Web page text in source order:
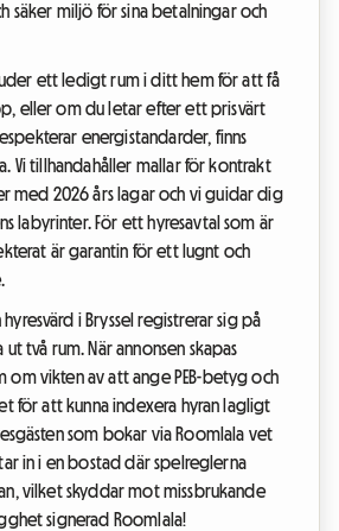
säker miljö för sina betalningar och
ett ledigt rum i ditt hem för att få
eller om du letar efter ett prisvärt
energistandarder, finns
Vi tillhandahåller mallar för kontrakt
med 2026 års lagar och vi guidar dig
labyrinter. För ett hyresavtal som är
är garantin för ett lugnt och
hyresvärd i Bryssel registrerar sig på
två rum. När annonsen skapas
om vikten av att ange PEB-betyg och
för att kunna indexera hyran lagligt
som bokar via Roomlala vet
in i en bostad där spelreglerna
vilket skyddar mot missbrukande
signerad Roomlala!